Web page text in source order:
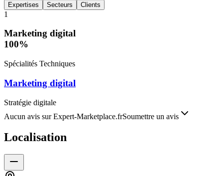
Expertises Secteurs Clients
1
Marketing digital
100%
Spécialités Techniques
Marketing digital
Stratégie digitale
Aucun avis sur Expert-Marketplace.frSoumettre un avis
Localisation